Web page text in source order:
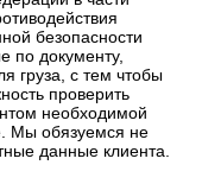
безопасности
по документу,
груза, с тем чтобы
проверить
необходимой
Мы обязуемся не
данные клиента.